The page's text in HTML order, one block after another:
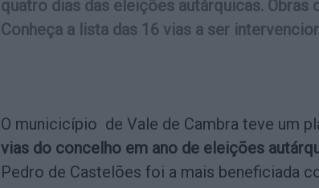
quatro dias das eleições autárquicas. Obras
Conheça a lista das 16 vias a ser
O municicípio de Vale de Cambra teve um
vias do concelho em ano de eleições
Pedro de Castelões foi a mais beneficiada